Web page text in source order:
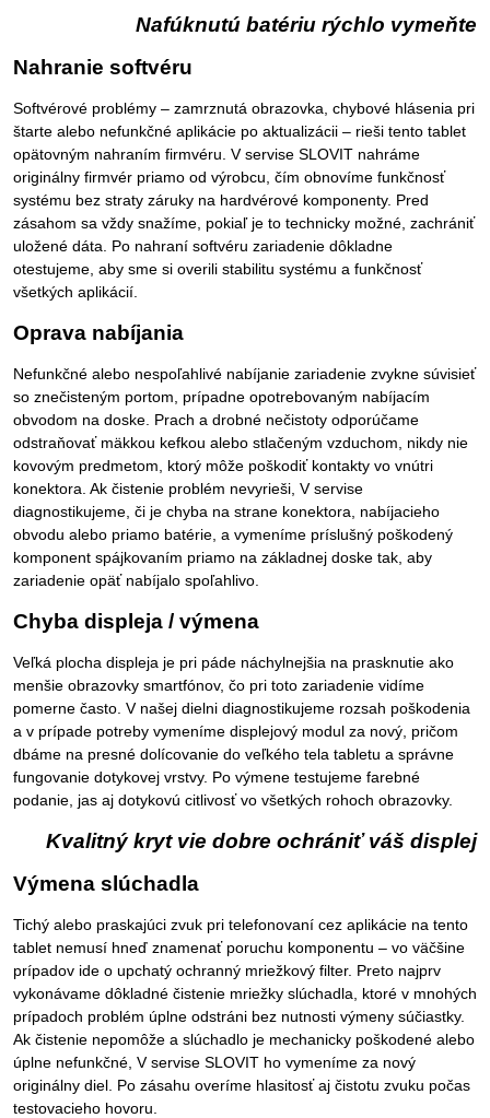
Nafúknutú batériu rýchlo vymeňte
Nahranie softvéru
Softvérové problémy – zamrznutá obrazovka, chybové hlásenia pri
štarte alebo nefunkčné aplikácie po aktualizácii – rieši tento tablet
opätovným nahraním firmvéru. V servise SLOVIT nahráme
originálny firmvér priamo od výrobcu, čím obnovíme funkčnosť
systému bez straty záruky na hardvérové komponenty. Pred
zásahom sa vždy snažíme, pokiaľ je to technicky možné, zachrániť
uložené dáta. Po nahraní softvéru zariadenie dôkladne
otestujeme, aby sme si overili stabilitu systému a funkčnosť
všetkých aplikácií.
Oprava nabíjania
Nefunkčné alebo nespoľahlivé nabíjanie zariadenie zvykne súvisieť
so znečisteným portom, prípadne opotrebovaným nabíjacím
obvodom na doske. Prach a drobné nečistoty odporúčame
odstraňovať mäkkou kefkou alebo stlačeným vzduchom, nikdy nie
kovovým predmetom, ktorý môže poškodiť kontakty vo vnútri
konektora. Ak čistenie problém nevyrieši, V servise
diagnostikujeme, či je chyba na strane konektora, nabíjacieho
obvodu alebo priamo batérie, a vymeníme príslušný poškodený
komponent spájkovaním priamo na základnej doske tak, aby
zariadenie opäť nabíjalo spoľahlivo.
Chyba displeja / výmena
Veľká plocha displeja je pri páde náchylnejšia na prasknutie ako
menšie obrazovky smartfónov, čo pri toto zariadenie vidíme
pomerne často. V našej dielni diagnostikujeme rozsah poškodenia
a v prípade potreby vymeníme displejový modul za nový, pričom
dbáme na presné dolícovanie do veľkého tela tabletu a správne
fungovanie dotykovej vrstvy. Po výmene testujeme farebné
podanie, jas aj dotykovú citlivosť vo všetkých rohoch obrazovky.
Kvalitný kryt vie dobre ochrániť váš displej
Výmena slúchadla
Tichý alebo praskajúci zvuk pri telefonovaní cez aplikácie na tento
tablet nemusí hneď znamenať poruchu komponentu – vo väčšine
prípadov ide o upchatý ochranný mriežkový filter. Preto najprv
vykonávame dôkladné čistenie mriežky slúchadla, ktoré v mnohých
prípadoch problém úplne odstráni bez nutnosti výmeny súčiastky.
Ak čistenie nepomôže a slúchadlo je mechanicky poškodené alebo
úplne nefunkčné, V servise SLOVIT ho vymeníme za nový
originálny diel. Po zásahu overíme hlasitosť aj čistotu zvuku počas
testovacieho hovoru.